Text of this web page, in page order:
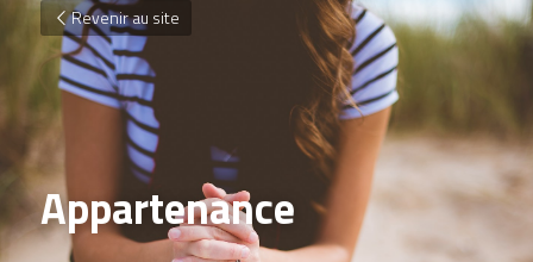
Revenir au site
Appartenance